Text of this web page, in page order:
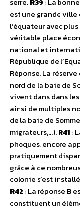
serre.R39 : La
est une grande
l’équateur avec
véritable place
national et
République de
Réponse. La
nord de la baie de
vivent dans dans
ainsi de multiples
de la baie de
migrateurs,…).R41 :
phoques, encore
pratiquement
grâce à de
colonie s’est
R42 : La réponse B
constituent un